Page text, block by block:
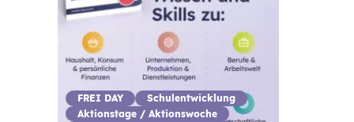
FREI DAY
Schulentwicklung
Aktionstage / Aktionswoche